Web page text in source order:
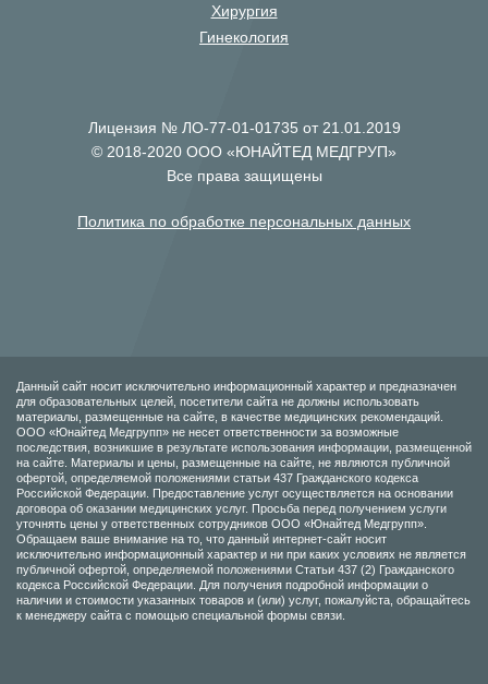
Хирургия
Гинекология
Лицензия № ЛО-77-01-01735 от 21.01.2019
© 2018-2020 ООО «ЮНАЙТЕД МЕДГРУП»
Все права защищены
Политика по обработке персональных данных
Данный сайт носит исключительно информационный характер и предназначен
для образовательных целей, посетители сайта не должны использовать
материалы, размещенные на сайте, в качестве медицинских рекомендаций.
ООО «Юнайтед Медгрупп» не несет ответственности за возможные
последствия, возникшие в результате использования информации, размещенной
на сайте. Материалы и цены, размещенные на сайте, не являются публичной
офертой, определяемой положениями статьи 437 Гражданского кодекса
Российской Федерации. Предоставление услуг осуществляется на основании
договора об оказании медицинских услуг. Просьба перед получением услуги
уточнять цены у ответственных сотрудников ООО «Юнайтед Медгрупп».
Обращаем ваше внимание на то, что данный интернет-сайт носит
исключительно информационный характер и ни при каких условиях не является
публичной офертой, определяемой положениями Статьи 437 (2) Гражданского
кодекса Российской Федерации. Для получения подробной информации о
наличии и стоимости указанных товаров и (или) услуг, пожалуйста, обращайтесь
к менеджеру сайта с помощью специальной формы связи.